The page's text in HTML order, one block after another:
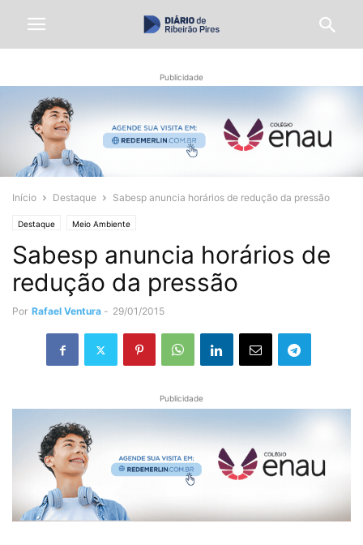
Publicidade
Início Destaque Sabesp anuncia horários de redução da pressão
Destaque Meio Ambiente
Sabesp anuncia horários de
redução da pressão
Por Rafael Ventura - 29/01/2015
Publicidade